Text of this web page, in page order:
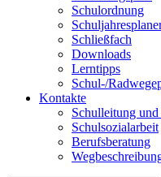
Schulordnung
Schließfach
Downloads
Lerntipps
Schul-/
Kontakte
Schulleitung und
Schulsozialarbeit
Berufsberatung